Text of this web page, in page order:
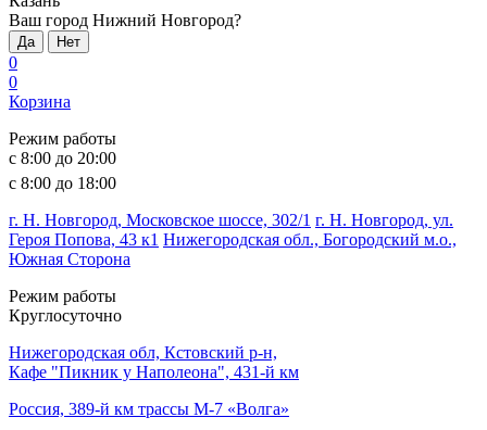
Ваш город Нижний Новгород?
Да Нет
0
0
Корзина
Режим работы
с 8:00 до 20:00
с 8:00 до 18:00
г. Н. Новгород, Московское шоссе, 302/1 г. Н. Новгород, ул.
Героя Попова, 43 к1 Нижегородская обл., Богородский м.о.,
Южная Сторона
Режим работы
Круглосуточно
Нижегородская обл, Кстовский р-н,
Кафе "Пикник у Наполеона", 431-й км
Россия, 389-й км трассы М-7 «Волга»